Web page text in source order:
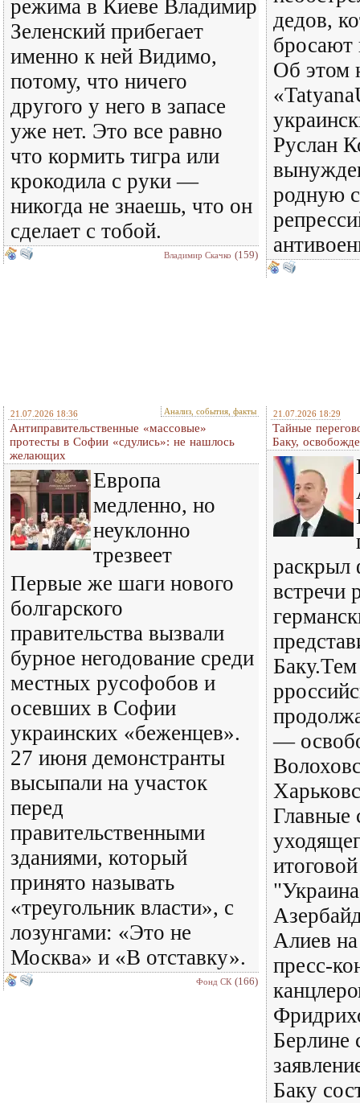
режима в Киеве Владимир
Зеленский прибегает
именно к ней Видимо,
потому, что ничего
другого у него в запасе
уже нет. Это все равно
что кормить тигра или
крокодила с руки —
никогда не знаешь, что он
сделает с тобой.
Владимир Скачко (159)
дедов,
бросают
Об этом
Руслан
родную
21.07.2026 18:36 Анализ, события, факты
Антиправительственные «массовые»
протесты в Софии «сдулись»: не нашлось
желающих
Европа
медленно, но
неуклонно
трезвеет
Первые же шаги нового
болгарского
правительства вызвали
бурное негодование среди
местных русофобов и
осевших в Софии
украинских «беженцев».
27 июня демонстранты
высыпали на участок
перед
правительственными
зданиями, который
принято называть
«треугольник власти», с
лозунгами: «Это не
Москва» и «В отставку».
Фонд СК (166)
21.07.2026 18:29
Тайные
Баку,
раскрыл
встречи
—
Главные
Алиев
пресс-
Берлине
Баку